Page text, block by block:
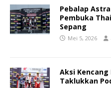
Pebalap
Pembuka
Sepang
Mei 5, 2026
Aksi Kencang
Taklukkan